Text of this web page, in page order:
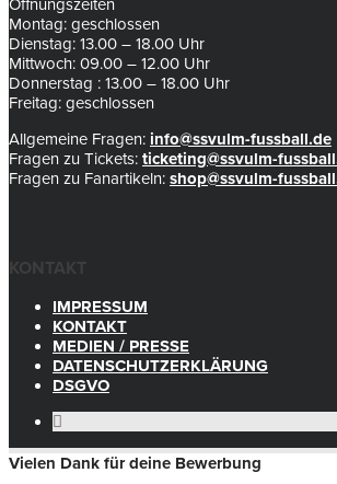
Öffnungszeiten
Montag: geschlossen
Dienstag: 13.00 – 18.00 Uhr
Mittwoch: 09.00 – 12.00 Uhr
Donnerstag : 13.00 – 18.00 Uhr
Freitag: geschlossen
Allgemeine Fragen: info@ssvulm-fussball.de
Fragen zu Tickets: ticketing@ssvulm-
Fragen zu Fanartikeln: shop@ssvulm-
KONTAKT
IMPRESSUM
KONTAKT
MEDIEN / PRESSE
DATENSCHUTZERKLÄRUNG
DSGVO
Vielen Dank für deine Bewerbung